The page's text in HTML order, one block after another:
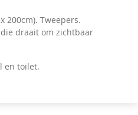
200cm). Tweepers.
draait om zichtbaar
en toilet.